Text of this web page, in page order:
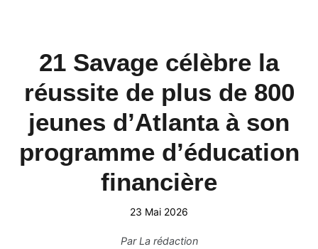
21 Savage célèbre la
réussite de plus de 800
jeunes d’Atlanta à son
programme d’éducation
financière
23 Mai 2026
ParLa rédaction